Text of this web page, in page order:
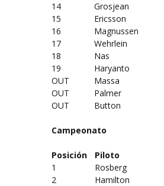
14
Grosjean
15
Ericsson
16
Magnussen
17
Wehrlein
18
Nas
19
Haryanto
OUT
Massa
OUT
Palmer
OUT
Button
Campeonato
Posición Piloto
1
Rosberg
2
Hamilton